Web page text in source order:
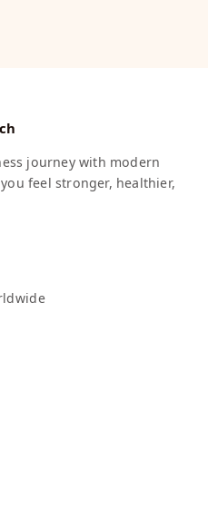
journey with modern
feel stronger, healthier,